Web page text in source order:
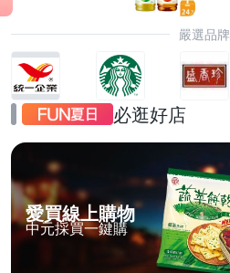
嚴選品牌
必逛好店
愛買線上購物
中元採買一鍵購